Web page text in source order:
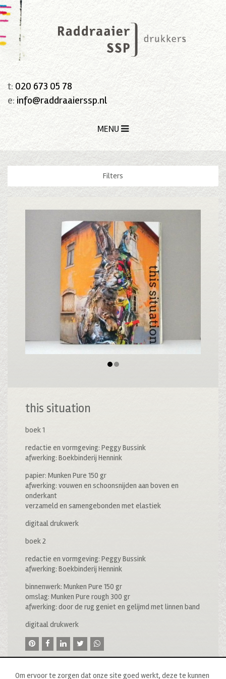
t: 020 673 05 78
e: info@raddraaierssp.nl
MENU
Filters
this situation
boek 1
redactie en vormgeving: Peggy Bussink
afwerking: Boekbinderij Hennink
papier: Munken Pure 150 gr
afwerking: vouwen en schoonsnijden aan boven en
onderkant
verzameld en samengebonden met elastiek
digitaal drukwerk
boek 2
redactie en vormgeving: Peggy Bussink
afwerking: Boekbinderij Hennink
binnenwerk: Munken Pure 150 gr
omslag: Munken Pure rough 300 gr
afwerking: door de rug geniet en gelijmd met linnen band
digitaal drukwerk
Om ervoor te zorgen dat onze site goed werkt, deze te kunnen